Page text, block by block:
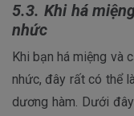
5.3. Khi há
nhức
Khi bạn há miệng và
nhức, đây rất có thể
dương hàm. Dưới